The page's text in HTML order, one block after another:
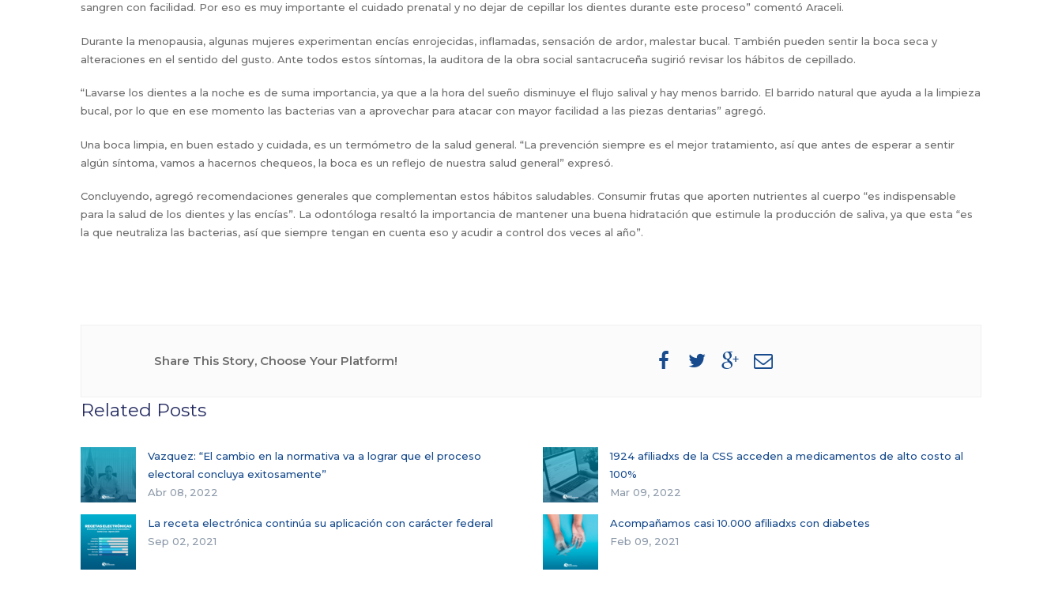
sangren con facilidad. Por eso es muy importante el cuidado prenatal y no dejar de cepillar los dientes durante este proceso” comentó Araceli.
Durante la menopausia, algunas mujeres experimentan encías enrojecidas, inflamadas, sensación de ardor, malestar bucal. También pueden sentir la boca seca y
alteraciones en el sentido del gusto. Ante todos estos síntomas, la auditora de la obra social santacruceña sugirió revisar los hábitos de cepillado.
“Lavarse los dientes a la noche es de suma importancia, ya que a la hora del sueño disminuye el flujo salival y hay menos barrido. El barrido natural que ayuda a la limpieza
bucal, por lo que en ese momento las bacterias van a aprovechar para atacar con mayor facilidad a las piezas dentarias” agregó.
Una boca limpia, en buen estado y cuidada, es un termómetro de la salud general. “La prevención siempre es el mejor tratamiento, así que antes de esperar a sentir
algún síntoma, vamos a hacernos chequeos, la boca es un reflejo de nuestra salud general” expresó.
Concluyendo, agregó recomendaciones generales que complementan estos hábitos saludables. Consumir frutas que aporten nutrientes al cuerpo “es indispensable
para la salud de los dientes y las encías”. La odontóloga resaltó la importancia de mantener una buena hidratación que estimule la producción de saliva, ya que esta “es
la que neutraliza las bacterias, así que siempre tengan en cuenta eso y acudir a control dos veces al año”.
Share This Story, Choose Your Platform!
Related Posts
Vazquez: “El cambio en la normativa va a lograr que el proceso
electoral concluya exitosamente”
Abr 08, 2022
1924 afiliadxs de la CSS acceden a medicamentos de alto costo al
100%
Mar 09, 2022
La receta electrónica continúa su aplicación con carácter federal
Sep 02, 2021
Acompañamos casi 10.000 afiliadxs con diabetes
Feb 09, 2021